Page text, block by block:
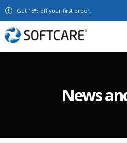
Get 15% off your first order.
News